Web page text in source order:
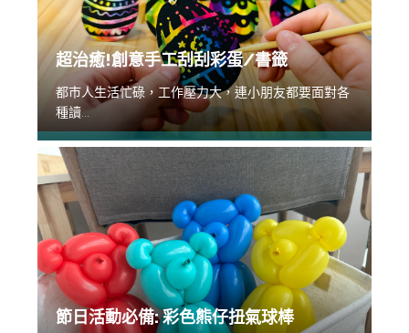
超治癒!創意手工刮刮彩蛋/書籤
都市人生活忙碌，工作壓力大，連小朋友都要面對各
種讀...
節日活動必備: 彩色熊仔扭氣球棒